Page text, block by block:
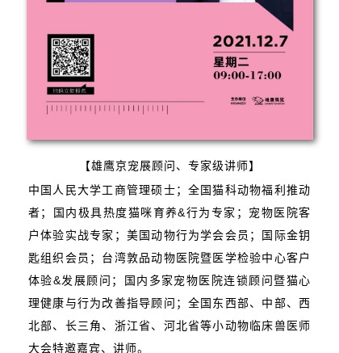
【雄鹰京宠展顾问、专家级讲师】
中国人民大学工商管理硕士；全国猫科动物福利推动
者；国内极具热度猫咪育养&行为专家；宠物医院客
户体验实战专家；美国动物行为学会会员；国际金钥
匙组织会员；台湾敦品动物医院暨医学检验中心客户
体验&发展顾问；国内多家宠物医院连锁顾问暨猫心
理健康与行为改善指导顾问；全国东西部、中部、西
北部、长三角、浙江省、河北省等小动物临床兽医师
大会特邀嘉宾、讲师。